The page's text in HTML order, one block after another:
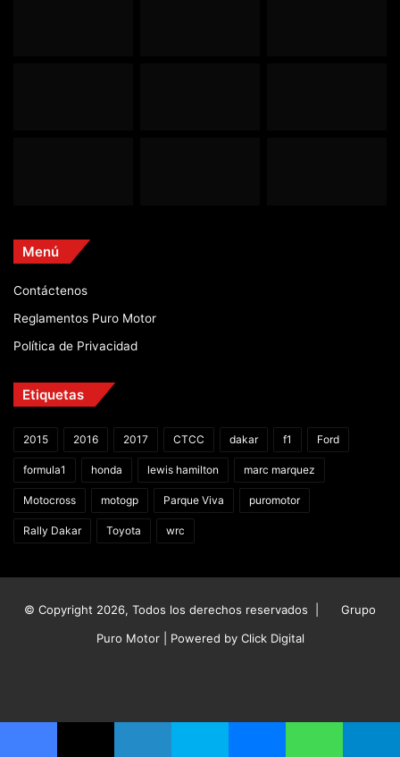
Menú
Contáctenos
Reglamentos Puro Motor
Política de Privacidad
Etiquetas
2015 2016 2017 CTCC dakar f1 Ford
formula1 honda lewis hamilton marc marquez
Motocross motogp Parque Viva puromotor
Rally Dakar Toyota wrc
© Copyright 2026, Todos los derechos reservados |
Grupo
Puro Motor | Powered by Click Digital